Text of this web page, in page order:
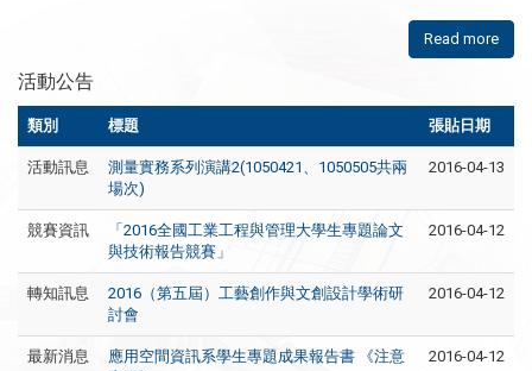
Read more
活動公告
類別 標題 張貼日期
活動訊息
​測量實務系列演講2(1050421、1050505共兩
場次)
2016-04-13
競賽資訊
「2016全國工業工程與管理大學生專題論文
與技術報告競賽」
2016-04-12
轉知訊息
2016（第五屆）工藝創作與文創設計學術研
討會
2016-04-12
最新消息
應用空間資訊系學生專題成果報告書 《注意
2016-04-12